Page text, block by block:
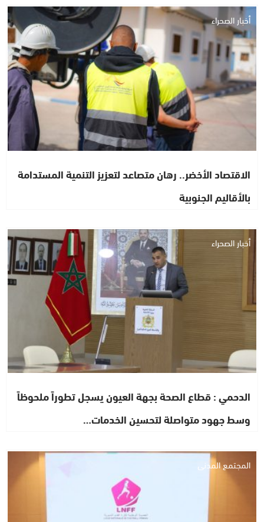
أخبار الصحراء
الاقتصاد الأخضر.. رهان متصاعد لتعزيز التنمية المستدامة
بالأقاليم الجنوبية
أخبار الصحراء
الدحمي : قطاع الصحة بجهة العيون يسجل تطوراً ملحوظاً
وسط جهود متواصلة لتحسين الخدمات…
المجتمع المدني